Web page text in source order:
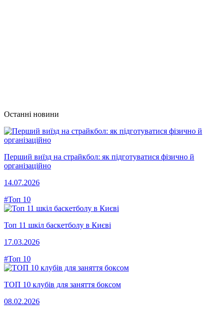
Останні новини
Перший виїзд на страйкбол: як підготуватися фізично й
організаційно
14.07.2026
#Топ 10
Топ 11 шкіл баскетболу в Києві
17.03.2026
#Топ 10
ТОП 10 клубів для заняття боксом
08.02.2026